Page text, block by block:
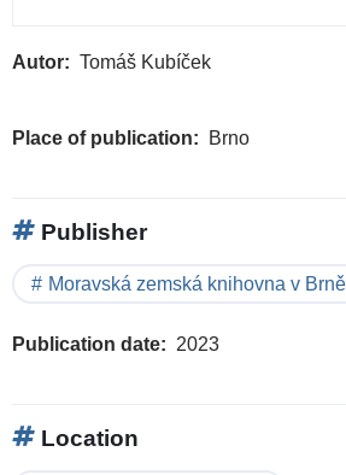
Autor Tomáš Kubíček
Place of publication Brno
Publisher
Moravská zemská knihovna v Brně
Publication date 2023
Location